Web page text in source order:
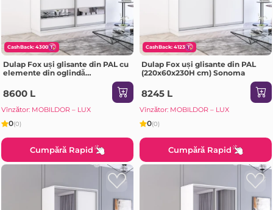
CashBack: 4300
Dulap Fox uși glisante din PAL cu
elemente din oglindă
8600 L
Vînzător: MOBILDOR – LUX
0(0)
Cumpără Rapid
CashBack: 4123
Dulap Fox uși glisante din PAL
(220x60x230H cm) Sonoma
8245 L
Vînzător: MOBILDOR – LUX
0(0)
Cumpără Rapid